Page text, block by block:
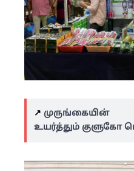
↗️ முருங்கையின்
உயர்த்தும் குளுகோ